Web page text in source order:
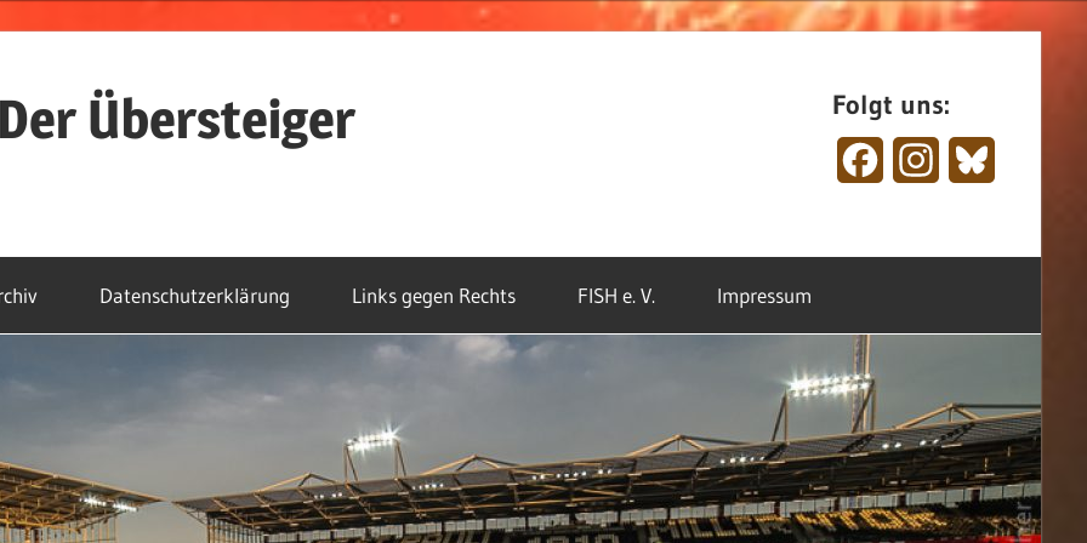
Der Übersteiger Folgt uns:
FacebookInstagram
Datenschutzerklärung Links gegen Rechts FISH e. V. Impressum